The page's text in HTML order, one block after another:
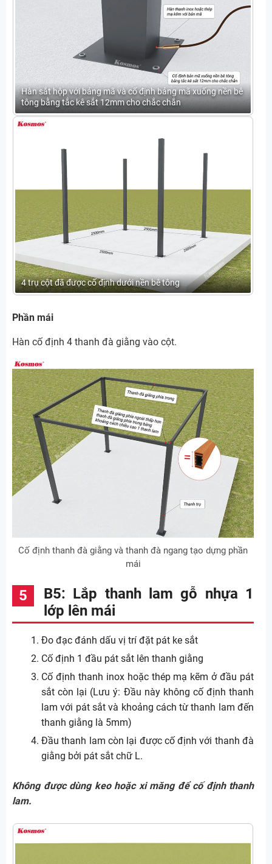
Hàn sắt hộp với bảng mã và cố định bảng mã xuống nền bê
tông bằng tắc kê sắt 12mm cho chắc chắn
4 trụ cột đã được cố định dưới nền bê tông
Phần mái
Hàn cố định 4 thanh đà giằng vào cột.
Cố định thanh đà giằng và thanh đà ngang tạo dựng phần
mái
B5: Lắp thanh lam gỗ nhựa 1
lớp lên mái
Đo đạc đánh dấu vị trí đặt pát ke sắt
Cố định 1 đầu pát sắt lên thanh giằng
Cố định thanh inox hoặc thép mạ kẽm ở đầu pát
sắt còn lại (Lưu ý: Đầu này không cố định thanh
lam với pát sắt và khoảng cách từ thanh lam đến
thanh giằng là 5mm)
Đầu thanh lam còn lại được cố định với thanh đà
giằng bởi pát sắt chữ L.
Không được dùng keo hoặc xi măng để cố định thanh
lam.